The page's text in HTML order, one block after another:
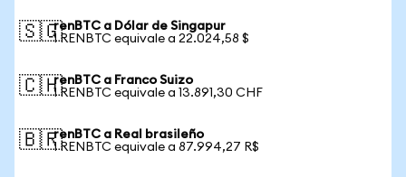
🇸🇬renBTC a Dólar de Singapur
1 RENBTC equivale a 22.024,58 $
🇨🇭renBTC a Franco Suizo
1 RENBTC equivale a 13.891,30 CHF
🇧🇷renBTC a Real brasileño
1 RENBTC equivale a 87.994,27 R$